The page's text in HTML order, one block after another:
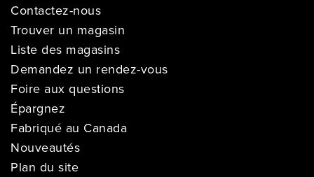
Contactez-nous
Trouver un magasin
Liste des magasins
Demandez un rendez-vous
Foire aux questions
Épargnez
Fabriqué au Canada
Nouveautés
Plan du site